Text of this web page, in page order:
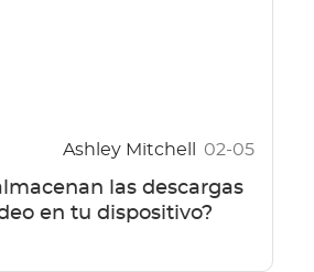
Ashley Mitchell 02-05
las descargas
en tu dispositivo?